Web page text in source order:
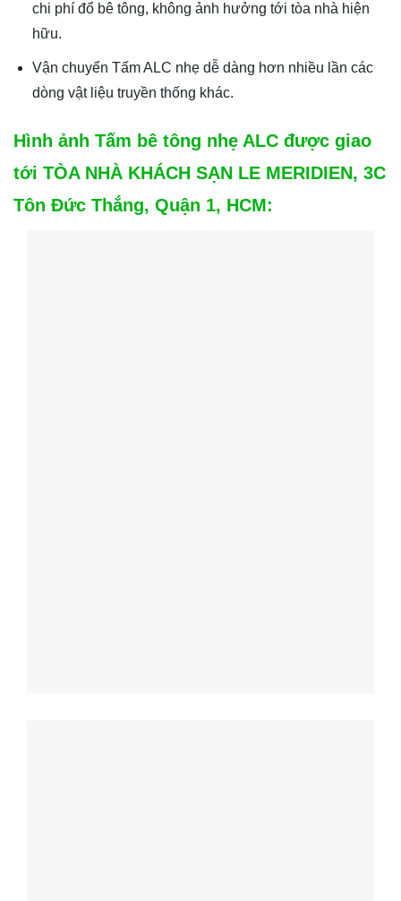
chi phí đổ bê tông, không ảnh hưởng tới tòa nhà hiện
hữu.
Vận chuyển Tấm ALC nhẹ dễ dàng hơn nhiều lần các
dòng vật liệu truyền thống khác.
Hình ảnh Tấm bê tông nhẹ ALC được giao
tới TÒA NHÀ KHÁCH SẠN LE MERIDIEN, 3C
Tôn Đức Thắng, Quận 1, HCM: